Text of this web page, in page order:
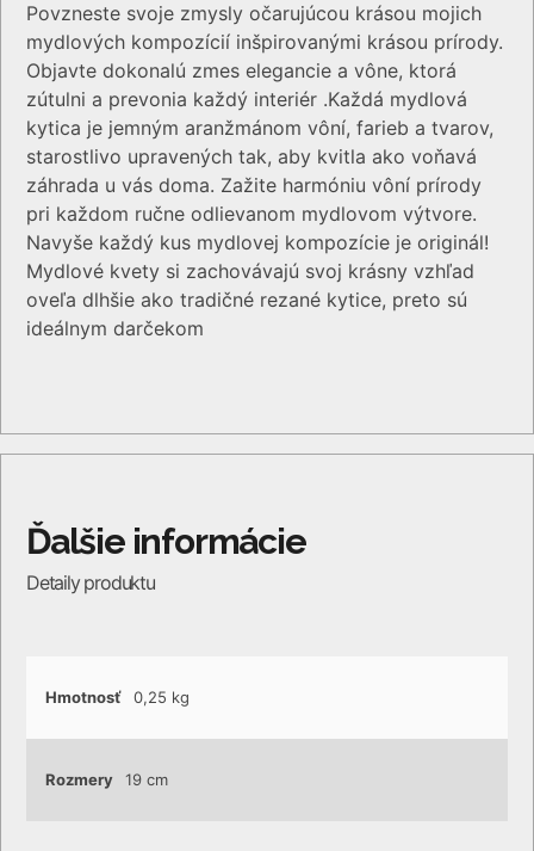
Povzneste svoje zmysly očarujúcou krásou mojich
mydlových kompozícií inšpirovanými krásou prírody.
Objavte dokonalú zmes elegancie a vône, ktorá
zútulni a prevonia každý interiér .Každá mydlová
kytica je jemným aranžmánom vôní, farieb a tvarov,
starostlivo upravených tak, aby kvitla ako voňavá
záhrada u vás doma. Zažite harmóniu vôní prírody
pri každom ručne odlievanom mydlovom výtvore.
Navyše každý kus mydlovej kompozície je originál!
Mydlové kvety si zachovávajú svoj krásny vzhľad
oveľa dlhšie ako tradičné rezané kytice, preto sú
ideálnym darčekom
Hmotnosť 0,25 kg
Rozmery 19 cm